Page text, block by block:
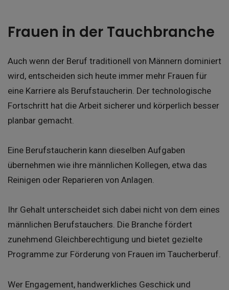
Frauen in der Tauchbranche
Auch wenn der Beruf traditionell von Männern dominiert
wird, entscheiden sich heute immer mehr Frauen für
eine Karriere als Berufstaucherin. Der technologische
Fortschritt hat die Arbeit sicherer und körperlich besser
planbar gemacht.
Eine Berufstaucherin kann dieselben Aufgaben
übernehmen wie ihre männlichen Kollegen, etwa das
Reinigen oder Reparieren von Anlagen.
Ihr Gehalt unterscheidet sich dabei nicht von dem eines
männlichen Berufstauchers. Die Branche fördert
zunehmend Gleichberechtigung und bietet gezielte
Programme zur Förderung von Frauen im Taucherberuf.
Wer Engagement, handwerkliches Geschick und